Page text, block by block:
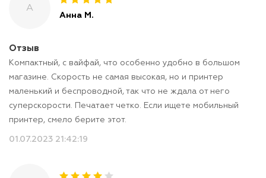
А
Анна М.
Отзыв
Компактный, с вайфай, что особенно удобно в большом
магазине. Скорость не самая высокая, но и принтер
маленький и беспроводной, так что не ждала от него
суперскорости. Печатает четко. Если ищете мобильный
принтер, смело берите этот.
01.07.2023 21:42:19